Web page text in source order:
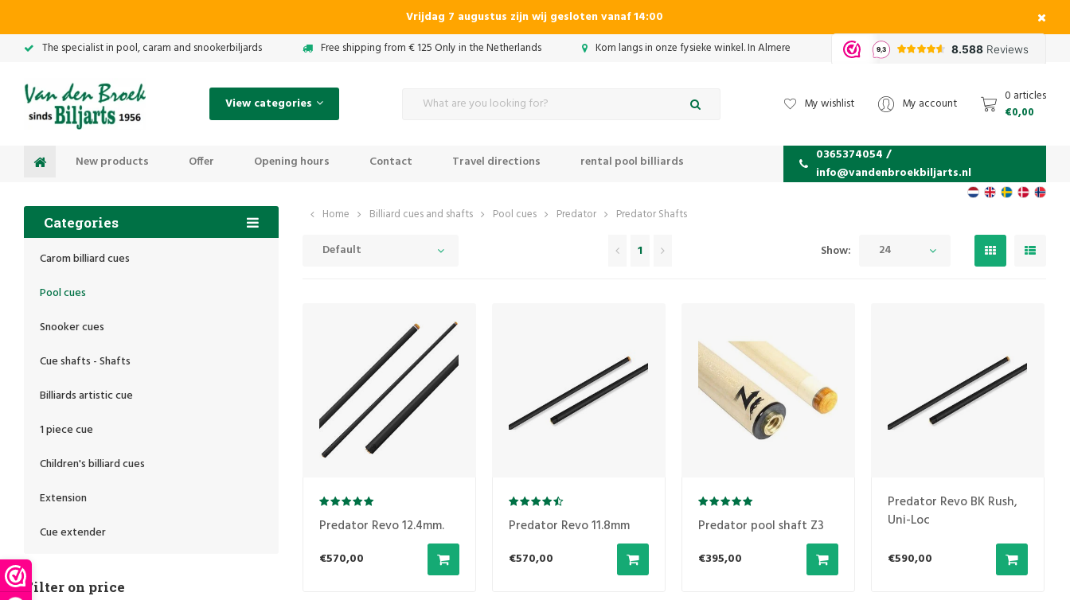
Vrijdag 7 augustus zijn wij gesloten vanaf 14:00
The specialist in pool, caram and snookerbiljards Free shipping from € 125 Only in the Netherlands Kom langs in onze fysieke winkel. In Almere
View categories My wishlist My account
0 articles
€0,00
New products Offer Opening hours Contact Travel directions rental pool billiards
0365374054 /
info@vandenbroekbiljarts.nl
Categories
Carom billiard cues
Pool cues
Snooker cues
Cue shafts - Shafts
Billiards artistic cue
1 piece cue
Children's billiard cues
Extension
Cue extender
Filter on price
Home Billiard cues and shafts Pool cues Predator Predator Shafts
Default 1 Show: 24
Predator Revo 12.4mm.
€570,00
Predator Revo 11.8mm
€570,00
Predator pool shaft Z3
€395,00
Predator Revo BK Rush,
Uni-Loc
€590,00